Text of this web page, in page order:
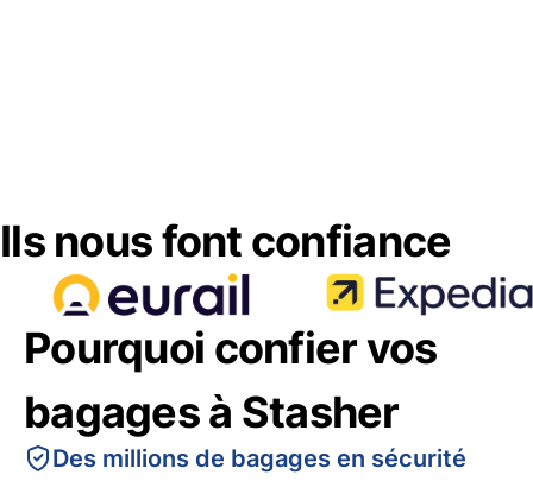
Ils nous font confiance
Pourquoi confier vos
bagages à Stasher
Des millions de bagages en sécurité